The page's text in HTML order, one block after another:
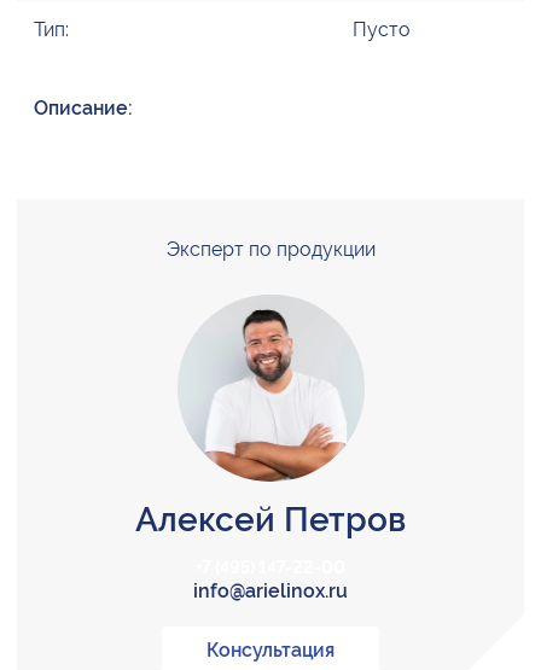
Тип: Пусто
Описание:
Эксперт по продукции
Алексей Петров
info@arielinox.ru
Консультация